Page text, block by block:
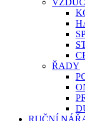
ŘADY
RUČNÍ